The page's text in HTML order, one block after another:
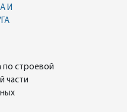
И
по строевой
части